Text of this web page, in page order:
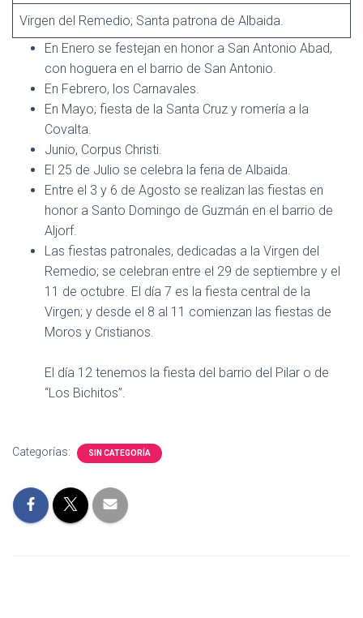
Virgen del Remedio; Santa patrona de Albaida.
En Enero se festejan en honor a San Antonio Abad,
con hoguera en el barrio de San Antonio.
En Febrero, los Carnavales.
En Mayo; fiesta de la Santa Cruz y romería a la
Covalta.
Junio, Corpus Christi.
El 25 de Julio se celebra la feria de Albaida.
Entre el 3 y 6 de Agosto se realizan las fiestas en
honor a Santo Domingo de Guzmán en el barrio de
Aljorf.
Las fiestas patronales, dedicadas a la Virgen del
Remedio; se celebran entre el 29 de septiembre y el
11 de octubre. El día 7 es la fiesta central de la
Virgen; y desde el 8 al 11 comienzan las fiestas de
Moros y Cristianos.
El día 12 tenemos la fiesta del barrio del Pilar o de
“Los Bichitos”.
Categorías: SIN CATEGORÍA